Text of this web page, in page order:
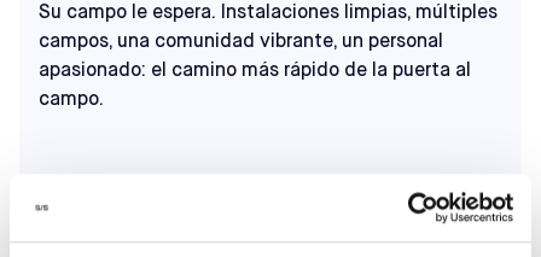
Su campo le espera. Instalaciones limpias, múltiples
campos, una comunidad vibrante, un personal
apasionado: el camino más rápido de la puerta al
campo.
Calienta antes del partido o celébralo después en